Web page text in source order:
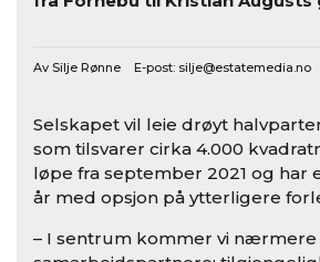
Av Silje Rønne E-post: silje@estatemedia.no
Selskapet vil leie drøyt
som tilsvarer cirka 4.000
løpe fra september 2021 og har
år med opsjon på ytterligere
– I sentrum kommer vi nærmere